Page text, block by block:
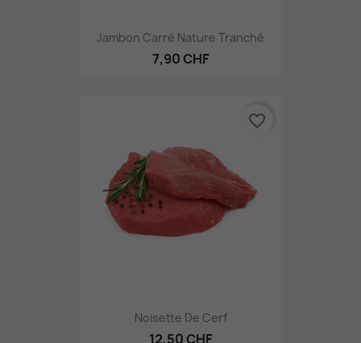
Jambon Carré Nature Tranché
7,90 CHF
Noisette De Cerf
12,50 CHF
favorite_border